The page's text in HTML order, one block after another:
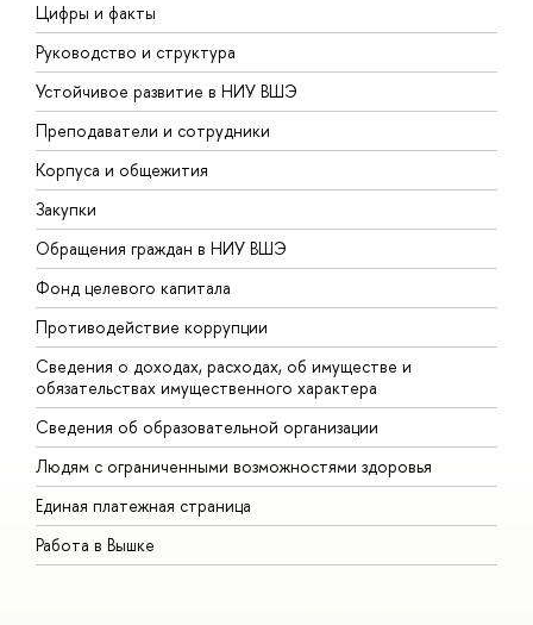
Цифры и факты
Руководство и структура
Устойчивое развитие в НИУ ВШЭ
Преподаватели и сотрудники
Корпуса и общежития
Закупки
Обращения граждан в НИУ ВШЭ
Фонд целевого капитала
Противодействие коррупции
Сведения о доходах, расходах, об имуществе и
обязательствах имущественного характера
Сведения об образовательной организации
Людям с ограниченными возможностями здоровья
Единая платежная страница
Работа в Вышке